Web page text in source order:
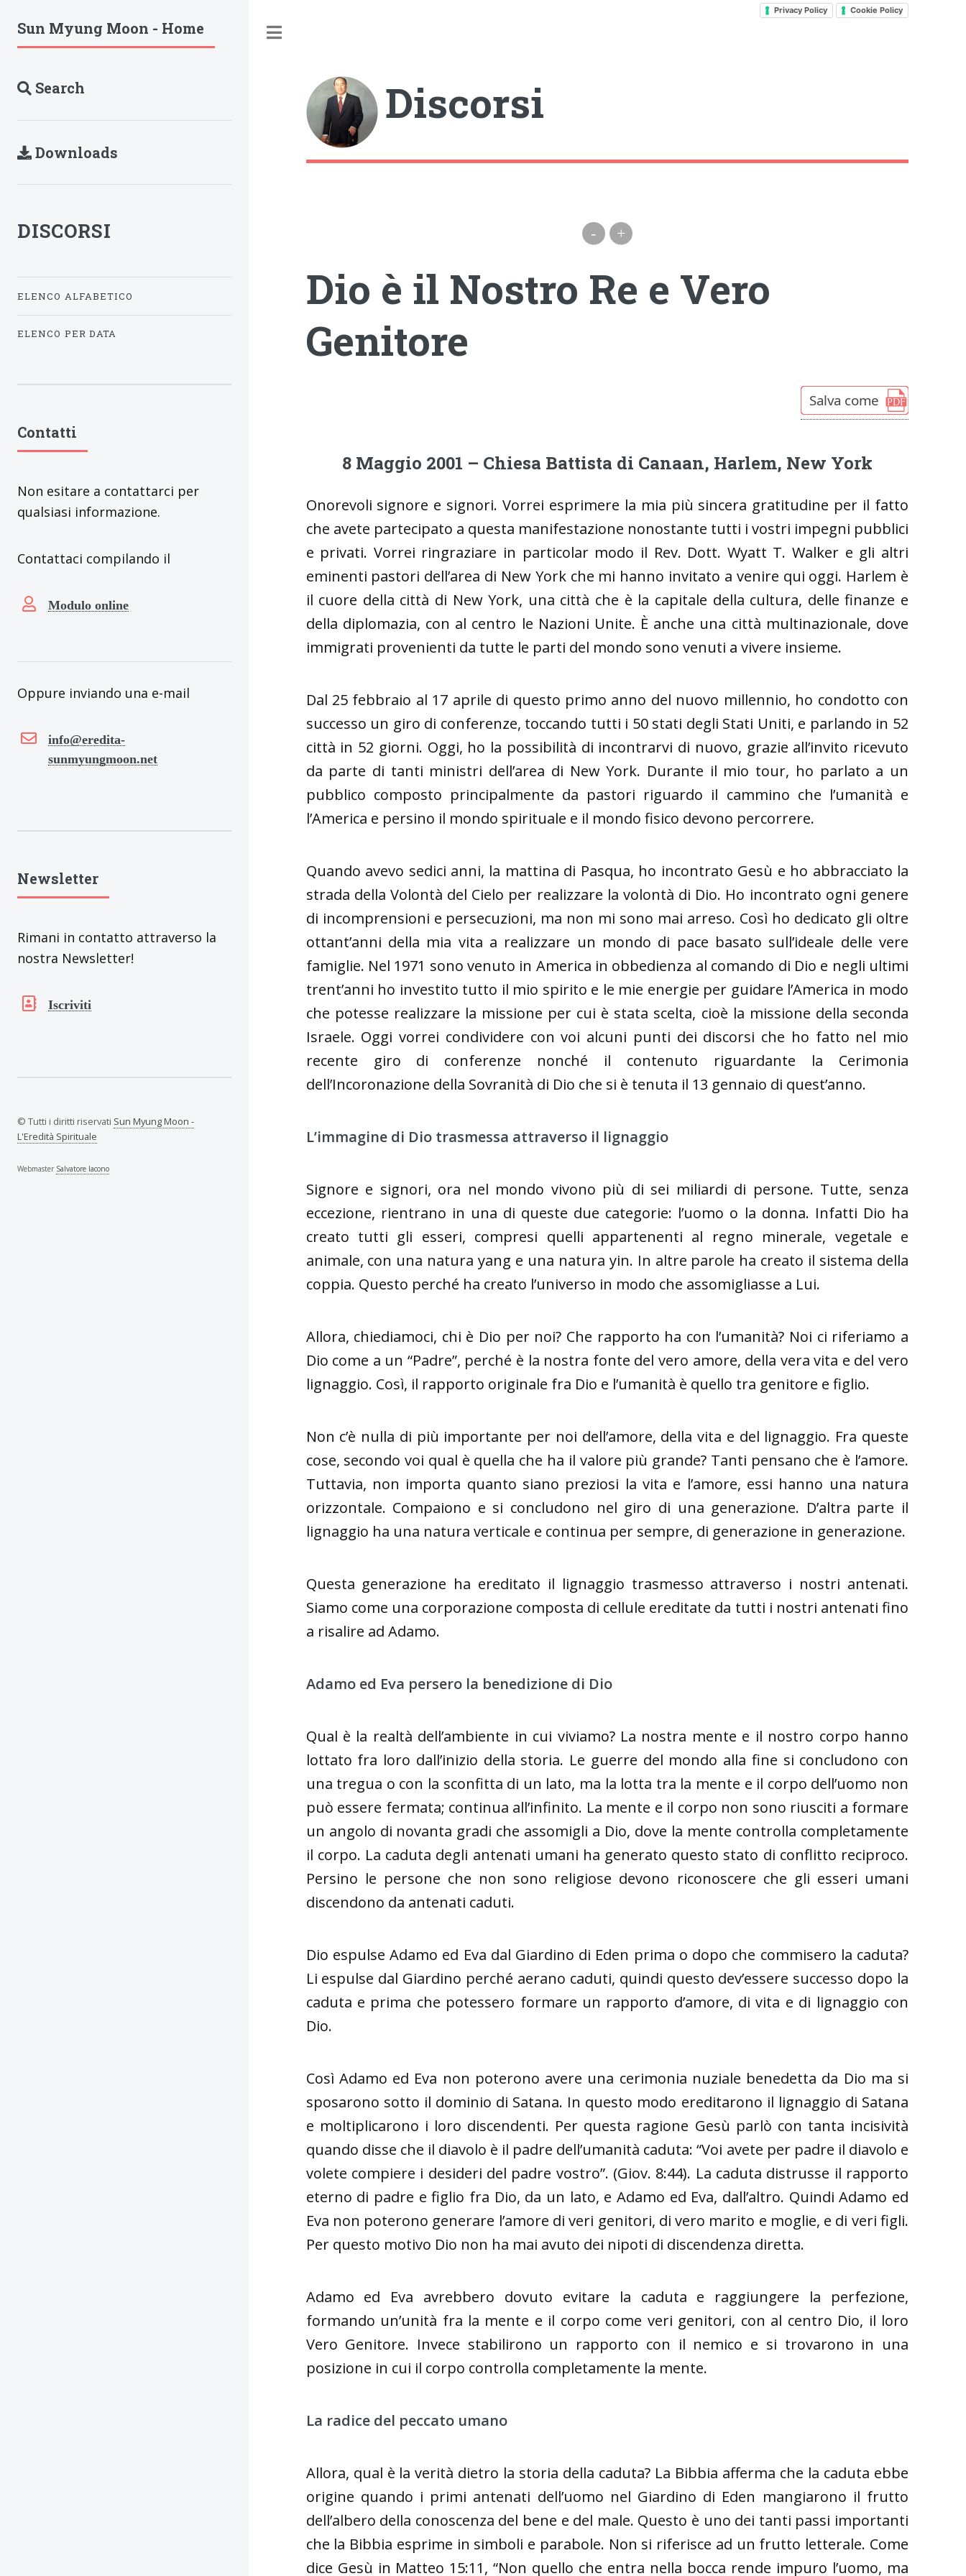
Privacy Policy Cookie Policy
Discorsi
- +
Dio è il Nostro Re e Vero
Genitore
8 Maggio 2001 – Chiesa Battista di Canaan, Harlem, New York
Onorevoli signore e signori. Vorrei esprimere la mia più sincera gratitudine per il fatto
che avete partecipato a questa manifestazione nonostante tutti i vostri impegni pubblici
e privati. Vorrei ringraziare in particolar modo il Rev. Dott. Wyatt T. Walker e gli altri
eminenti pastori dell’area di New York che mi hanno invitato a venire qui oggi. Harlem è
il cuore della città di New York, una città che è la capitale della cultura, delle finanze e
della diplomazia, con al centro le Nazioni Unite. È anche una città multinazionale, dove
immigrati provenienti da tutte le parti del mondo sono venuti a vivere insieme.
Dal 25 febbraio al 17 aprile di questo primo anno del nuovo millennio, ho condotto con
successo un giro di conferenze, toccando tutti i 50 stati degli Stati Uniti, e parlando in 52
città in 52 giorni. Oggi, ho la possibilità di incontrarvi di nuovo, grazie all’invito ricevuto
da parte di tanti ministri dell’area di New York. Durante il mio tour, ho parlato a un
pubblico composto principalmente da pastori riguardo il cammino che l’umanità e
l’America e persino il mondo spirituale e il mondo fisico devono percorrere.
Quando avevo sedici anni, la mattina di Pasqua, ho incontrato Gesù e ho abbracciato la
strada della Volontà del Cielo per realizzare la volontà di Dio. Ho incontrato ogni genere
di incomprensioni e persecuzioni, ma non mi sono mai arreso. Così ho dedicato gli oltre
ottant’anni della mia vita a realizzare un mondo di pace basato sull’ideale delle vere
famiglie. Nel 1971 sono venuto in America in obbedienza al comando di Dio e negli ultimi
trent’anni ho investito tutto il mio spirito e le mie energie per guidare l’America in modo
che potesse realizzare la missione per cui è stata scelta, cioè la missione della seconda
Israele. Oggi vorrei condividere con voi alcuni punti dei discorsi che ho fatto nel mio
recente giro di conferenze nonché il contenuto riguardante la Cerimonia
dell’Incoronazione della Sovranità di Dio che si è tenuta il 13 gennaio di quest’anno.
L’immagine di Dio trasmessa attraverso il lignaggio
Signore e signori, ora nel mondo vivono più di sei miliardi di persone. Tutte, senza
eccezione, rientrano in una di queste due categorie: l’uomo o la donna. Infatti Dio ha
creato tutti gli esseri, compresi quelli appartenenti al regno minerale, vegetale e
animale, con una natura yang e una natura yin. In altre parole ha creato il sistema della
coppia. Questo perché ha creato l’universo in modo che assomigliasse a Lui.
Allora, chiediamoci, chi è Dio per noi? Che rapporto ha con l’umanità? Noi ci riferiamo a
Dio come a un “Padre”, perché è la nostra fonte del vero amore, della vera vita e del vero
lignaggio. Così, il rapporto originale fra Dio e l’umanità è quello tra genitore e figlio.
Non c’è nulla di più importante per noi dell’amore, della vita e del lignaggio. Fra queste
cose, secondo voi qual è quella che ha il valore più grande? Tanti pensano che è l’amore.
Tuttavia, non importa quanto siano preziosi la vita e l’amore, essi hanno una natura
orizzontale. Compaiono e si concludono nel giro di una generazione. D’altra parte il
lignaggio ha una natura verticale e continua per sempre, di generazione in generazione.
Questa generazione ha ereditato il lignaggio trasmesso attraverso i nostri antenati.
Siamo come una corporazione composta di cellule ereditate da tutti i nostri antenati fino
a risalire ad Adamo.
Adamo ed Eva persero la benedizione di Dio
Qual è la realtà dell’ambiente in cui viviamo? La nostra mente e il nostro corpo hanno
lottato fra loro dall’inizio della storia. Le guerre del mondo alla fine si concludono con
una tregua o con la sconfitta di un lato, ma la lotta tra la mente e il corpo dell’uomo non
può essere fermata; continua all’infinito. La mente e il corpo non sono riusciti a formare
un angolo di novanta gradi che assomigli a Dio, dove la mente controlla completamente
il corpo. La caduta degli antenati umani ha generato questo stato di conflitto reciproco.
Persino le persone che non sono religiose devono riconoscere che gli esseri umani
discendono da antenati caduti.
Dio espulse Adamo ed Eva dal Giardino di Eden prima o dopo che commisero la caduta?
Li espulse dal Giardino perché aerano caduti, quindi questo dev’essere successo dopo la
caduta e prima che potessero formare un rapporto d’amore, di vita e di lignaggio con
Dio.
Così Adamo ed Eva non poterono avere una cerimonia nuziale benedetta da Dio ma si
sposarono sotto il dominio di Satana. In questo modo ereditarono il lignaggio di Satana
e moltiplicarono i loro discendenti. Per questa ragione Gesù parlò con tanta incisività
quando disse che il diavolo è il padre dell’umanità caduta: “Voi avete per padre il diavolo e
volete compiere i desideri del padre vostro”. (Giov. 8:44). La caduta distrusse il rapporto
eterno di padre e figlio fra Dio, da un lato, e Adamo ed Eva, dall’altro. Quindi Adamo ed
Eva non poterono generare l’amore di veri genitori, di vero marito e moglie, e di veri figli.
Per questo motivo Dio non ha mai avuto dei nipoti di discendenza diretta.
Adamo ed Eva avrebbero dovuto evitare la caduta e raggiungere la perfezione,
formando un’unità fra la mente e il corpo come veri genitori, con al centro Dio, il loro
Vero Genitore. Invece stabilirono un rapporto con il nemico e si trovarono in una
posizione in cui il corpo controlla completamente la mente.
La radice del peccato umano
Allora, qual è la verità dietro la storia della caduta? La Bibbia afferma che la caduta ebbe
origine quando i primi antenati dell’uomo nel Giardino di Eden mangiarono il frutto
dell’albero della conoscenza del bene e del male. Questo è uno dei tanti passi importanti
che la Bibbia esprime in simboli e parabole. Non si riferisce ad un frutto letterale. Come
dice Gesù in Matteo 15:11, “Non quello che entra nella bocca rende impuro l’uomo, ma
Sun Myung Moon - Home
Search
Downloads
DISCORSI
ELENCO ALFABETICO
ELENCO PER DATA
Contatti
Non esitare a contattarci per
qualsiasi informazione.
Contattaci compilando il
Modulo online
Oppure inviando una e-mail
info@eredita-
sunmyungmoon.net
Newsletter
Rimani in contatto attraverso la
nostra Newsletter!
Iscriviti
© Tutti i diritti riservati Sun Myung Moon -
L'Eredità Spirituale
Webmaster Salvatore Iacono